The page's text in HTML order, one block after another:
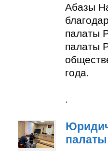
Абазы
палаты
палаты
года.
.